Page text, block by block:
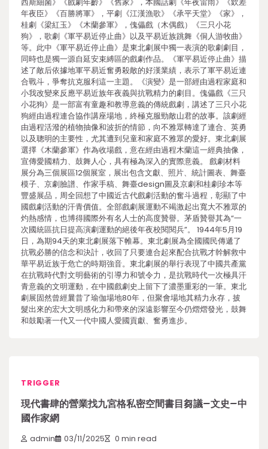
年夜臣》《百勝將軍》，平劇《江漢漁歌》《承平天堂》《家》，
桂劇《梁紅玉》《木蘭參軍》，傀儡戲（木偶戲）《三只小花
狗》，歌劇《軍平易近停止曲》以及平易近族跳舞《侗人游牧曲》
等。此中《軍平易近停止曲》是東北劇展中獨一表演的歌劇劇目，
同時也是獨一源自延安束縛區的戲劇作品。《軍平易近停止曲》描
述了敵后依據地軍平易近奮勇殺敵的好漢業績，表示了軍平易近連
合戰斗，爭奪抗克服利這一主題。《演變》是一部經由過程家庭和
小我改變來反應平易近族年夜義與抗戰精力的劇目。傀儡戲《三只
小花狗》是一部富有童趣和教導意義的傳統戲劇，講述了三只小花
狗經由過程連合協作講座場地，終極克服勁敵山君的故事。該劇經
由過程活潑的植物抽像和波折的情節，向不雅眾轉達了連合、英勇
以及聰明的主要性，尤其遭到兒童和家庭不雅眾的愛好。東北劇展
選擇《木蘭參軍》作為收場戲，意在經由過程木蘭這一經典抽像，
宣傳愛國精力、鼓舞人心，具有極為深入的實際意義。 戲劇材料
展分為三個展區12個展室，展出包含文獻、照片、統計圖表、舞臺
模子、京劇臉譜、作家手稿、舞臺design圖及京劇和桂劇珍本等
豐盛展品，周全回想了中國近古代戲劇活動的奮斗過程，彰顯了中
國戲劇活動的汗青價值。全部戲劇展運動不竭激起出寬大不雅眾的
灼熱感情，也博得國際外有名人士的高度贊譽。茅盾贊譽其為“一
次國統區抗日提高演劇運動的絕後年夜校閱閱兵”。 1944年5月19
日，為期94天的東北劇展落下帷幕。東北劇展為全國國民傳遞了
抗戰必勝的信念和決計，收回了只要連合起來配合抗戰才幹解救中
華平易近族于危亡的時期強音。東北劇展的舉行表現了中國共產黨
在抗戰時代對文明藝術的引導力和號令力，是抗戰時代一次極具汗
青意義的文明運動，在中國戲劇史上留下了濃墨重彩的一筆。東北
劇展固然曾經曩昔了瑜伽場地80年，但聚會場地其精力永存，披
髮出來的宏大文明感化力和帶來的深遠影響至今仍熠熠發光，鼓舞
和鼓勵著一代又一代中國人愛國貢獻、奮勇進步。
TRIGGER
現代書肆的營業找九宮格私密空間書目芻議–文史–中
國作家網
admin 03/11/2025 0 min read